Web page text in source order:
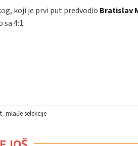
koji je prvi put predvodio Bratislav
4:1.
mlađe selekcije